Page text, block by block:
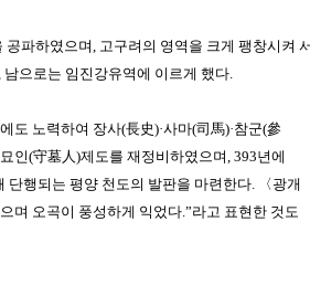
공파하였으며, 고구려 의 영역을 크게 팽창시켜
남으로는 임진강유역에 이르게 했다.
도 노력하여 장사(長史)·사마(司馬)·참군(參
인(守墓人)제도를 재정비하였으며, 393년에
단행되는 평양 천도의 발판을 마련한다. 〈광개
며 오곡이 풍성하게 익었다.”라고 표현한 것도